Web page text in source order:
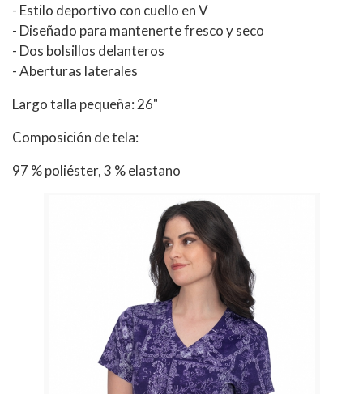
- Estilo deportivo con cuello en V
- Diseñado para mantenerte fresco y seco
- Dos bolsillos delanteros
- Aberturas laterales
Largo talla pequeña: 26"
Composición de tela:
97 % poliéster, 3 % elastano